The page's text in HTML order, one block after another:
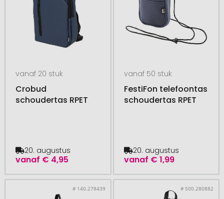
vanaf 20 stuk
Crobud
schoudertas RPET
vanaf € 4,95
20. augustus
vanaf 50 stuk
FestiFon telefoontas
schoudertas RPET
vanaf € 1,99
20. augustus
# 140.278439 # 500.280882